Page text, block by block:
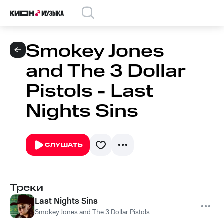
Smokey Jones
and The 3 Dollar
Pistols - Last
Nights Sins
СЛУШАТЬ
Треки
Last Nights Sins
Smokey Jones and The 3 Dollar Pistols